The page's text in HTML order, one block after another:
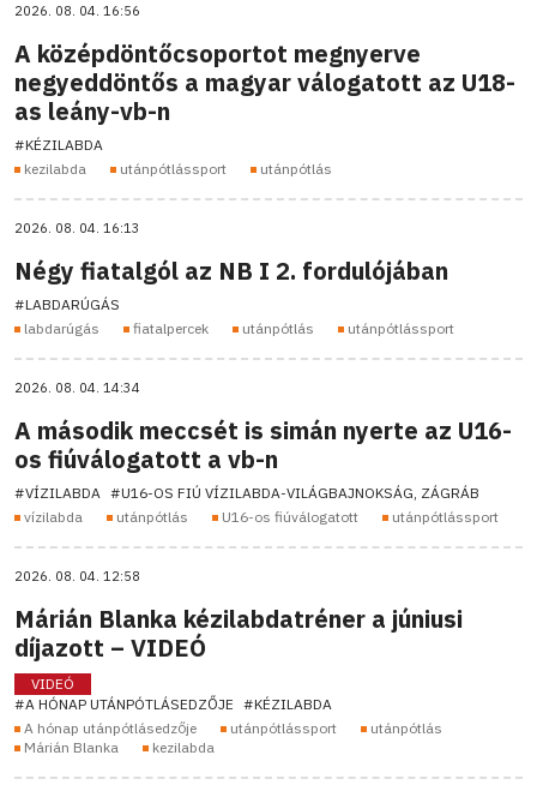
2026. 08. 04. 16:56
A középdöntőcsoportot megnyerve
negyeddöntős a magyar válogatott az U18-
as leány-vb-n
#KÉZILABDA
kezilabda
utánpótlássport utánpótlás
2026. 08. 04. 16:13
Négy fiatalgól az NB I 2. fordulójában
#LABDARÚGÁS
labdarúgás
fiatalpercek utánpótlás utánpótlássport
2026. 08. 04. 14:34
A második meccsét is simán nyerte az U16-
os fiúválogatott a vb-n
#VÍZILABDA #U16-OS FIÚ VÍZILABDA-VILÁGBAJNOKSÁG, ZÁGRÁB
vízilabda
utánpótlás U16-os fiúválogatott utánpótlássport
2026. 08. 04. 12:58
Márián Blanka kézilabdatréner a júniusi
díjazott – VIDEÓ
VIDEÓ
#A HÓNAP UTÁNPÓTLÁSEDZŐJE #KÉZILABDA
A hónap utánpótlásedzője
utánpótlássport
utánpótlás
Márián Blanka
kezilabda